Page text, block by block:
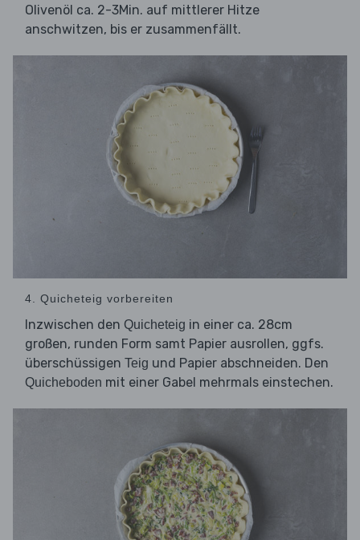
Olivenöl ca. 2-3Min. auf mittlerer Hitze
anschwitzen, bis er zusammenfällt.
4. Quicheteig vorbereiten
Inzwischen den Quicheteig in einer ca. 28cm
großen, runden Form samt Papier ausrollen, ggfs.
überschüssigen Teig und Papier abschneiden. Den
Quicheboden mit einer Gabel mehrmals einstechen.